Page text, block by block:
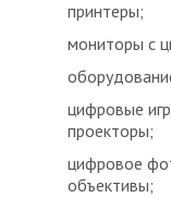
принтеры;
мониторы с
цифровые
проекторы;
цифровое
объективы;